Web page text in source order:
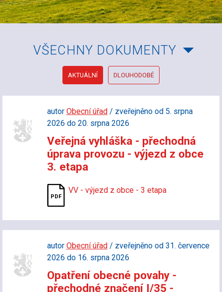
VŠECHNY DOKUMENTY
AKTUÁLNÍ DLOUHODOBÉ
autor Obecní úřad/ zveřejněno od 5. srpna
2026 do 20. srpna 2026
Veřejná vyhláška - přechodná
úprava provozu - výjezd z obce
3. etapa
VV - výjezd z obce - 3 etapa
autor Obecní úřad/ zveřejněno od 31. července
2026 do 16. srpna 2026
Opatření obecné povahy -
přechodné značení I/35 -